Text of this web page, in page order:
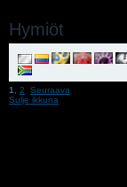
Hymiöt
1 2
Seuraava
Sulje ikkuna